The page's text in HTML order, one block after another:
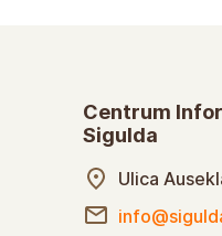
Centrum
Sigulda
Ulica